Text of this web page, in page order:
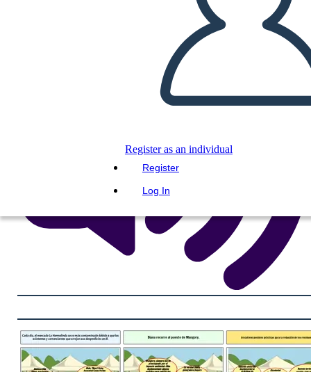
Register as an individual
Register
Log In
READ TO ME